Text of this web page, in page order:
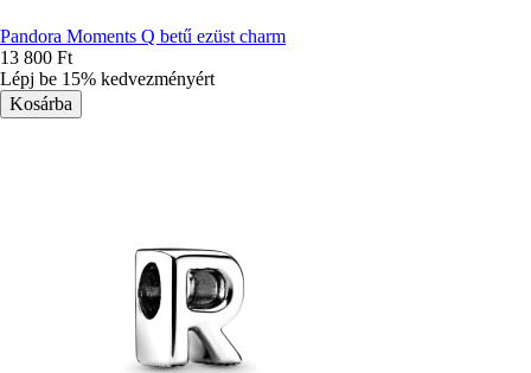
Pandora Moments Q betű ezüst charm
13 800 Ft
Lépj be 15% kedvezményért